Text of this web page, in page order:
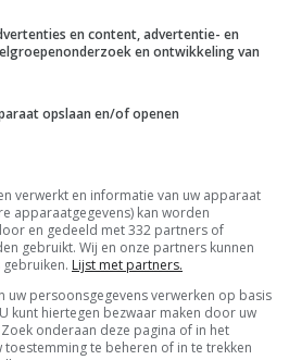
in je mailbox
en content, advertentie- en
en ontwikkeling van
opslaan en/of openen
verwerkt en informatie van uw apparaat
apparaatgegevens) kan worden
en gedeeld met 332 partners of
gebruikt. Wij en onze partners kunnen
Lijst met partners.
uw persoonsgegevens verwerken op basis
kunt hiertegen bezwaar maken door uw
onderaan deze pagina of in het
toestemming te beheren of in te trekken